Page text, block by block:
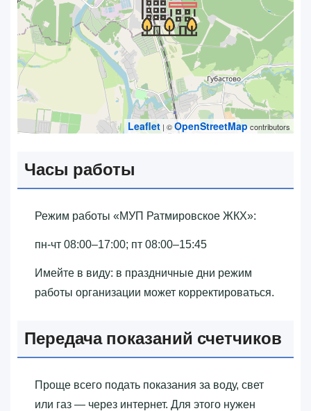
Leaflet | ©OpenStreetMap contributors
Часы работы
Режим работы «‎МУП Ратмировское ЖКХ»‎:
пн-чт 08:00–17:00; пт 08:00–15:45
Имейте в виду: в праздничные дни режим
работы организации может корректироваться.
Передача показаний счетчиков
Проще всего подать показания за воду, свет
или газ — через интернет. Для этого нужен